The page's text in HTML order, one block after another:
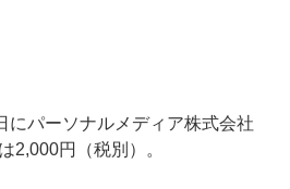
にパーソナルメディア株式会社
2,000円（税別）。